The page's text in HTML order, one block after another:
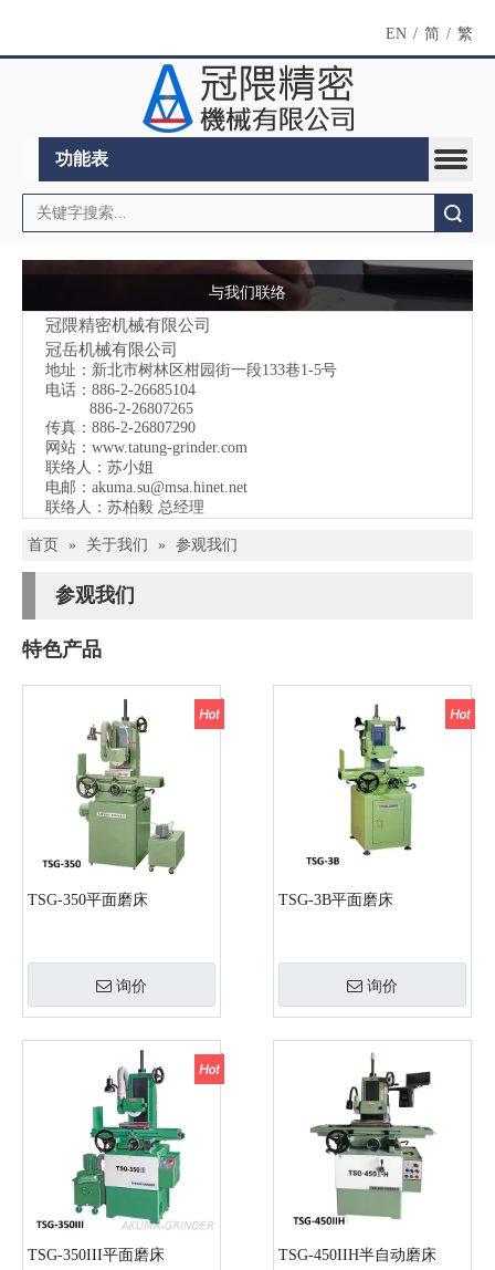
EN / 简 / 繁
功能表
与我们联络
冠隈精密机械有限公司
冠岳机械有限公司
地址： 新北市树林区柑园街一段133巷1-5号
电话：886-2-26685104
886-2-26807265
传真：886-2-26807290
网站： www.tatung-grinder.com
联络人：苏小姐
电邮： akuma.su@msa.hinet.net
联络人：苏柏毅 总经理
首页 » 关于我们 » 参观我们
参观我们
特色产品
TSG-350平面磨床
询价
TSG-3B平面磨床
询价
TSG-350III平面磨床 TSG-450IIH半自动磨床